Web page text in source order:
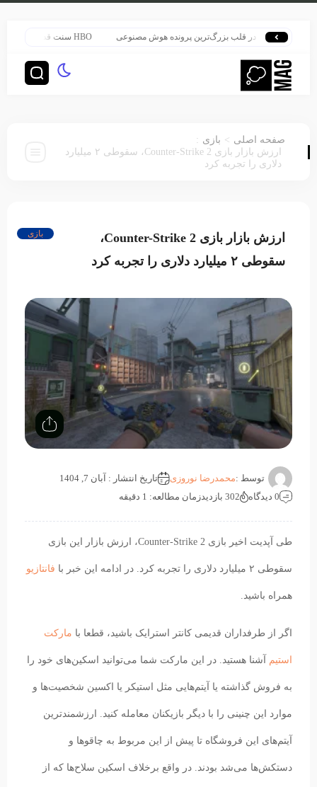
هری پاتر در قلب بزرگ‌ترین پرونده هوش مصنوعی
صفحه اصلی > بازی :
ارزش بازار بازی Counter-Strike 2، سقوطی ۲ میلیارد
دلاری را تجربه کرد
ارزش بازار بازی Counter-Strike 2،
سقوطی ۲ میلیارد دلاری را تجربه کرد
بازی
توسط :محمدرضا نوروزی
تاریخ انتشار : آبان 7, 1404
0 دیدگاه
302 بازدید زمان مطالعه: 1 دقیقه
طی آپدیت اخیر بازی Counter-Strike 2، ارزش بازار این بازی
سقوطی ۲ میلیارد دلاری را تجربه کرد. در ادامه این خبر با فانتازیو
همراه باشید.
اگر از طرفداران قدیمی کانتر استرایک باشید، قطعا با مارکت
استیم آشنا هستید. در این مارکت شما می‌توانید اسکین‌های خود را
به فروش گذاشته یا آیتم‌هایی مثل استیکر یا اکسین‌ شخصیت‌ها و
موارد این چنینی را با دیگر بازیکنان معامله کنید. ارزشمند‌ترین
آیتم‌های این فروشگاه تا پیش از این مربوط به چاقوها و
دستکش‌ها می‌شد بودند. در واقع برخلاف اسکین سلاح‌ها که از